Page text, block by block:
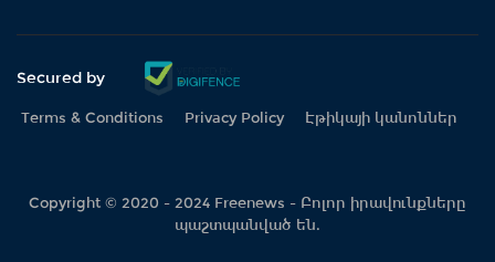
Secured by
Terms & Conditions Privacy Policy Էթիկայի կանոններ
Copyright © 2020 - 2024 Freenews - Բոլոր իրավունքները
պաշտպանված են.